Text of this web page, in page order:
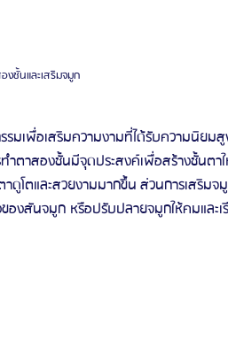
ชั้นและเสริมจมูก
มเพื่อเสริมความงามที่ได้รับความนิยม
ตาสองชั้นมีจุดประสงค์เพื่อสร้างชั้นตา
ดูโตและสวยงามมากขึ้นส่วนการเสริมจ
องสันจมูก หรือปรับปลายจมูกให้คมและเ